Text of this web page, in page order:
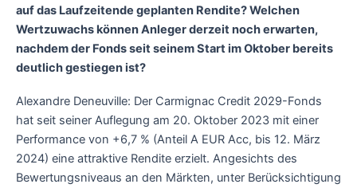
auf das Laufzeitende geplanten Rendite? Welchen
Wertzuwachs können Anleger derzeit noch erwarten,
nachdem der Fonds seit seinem Start im Oktober bereits
deutlich gestiegen ist?
Alexandre Deneuville: Der Carmignac Credit 2029-Fonds
hat seit seiner Auflegung am 20. Oktober 2023 mit einer
Performance von +6,7 % (Anteil A EUR Acc, bis 12. März
2024) eine attraktive Rendite erzielt. Angesichts des
Bewertungsniveaus an den Märkten, unter Berücksichtigung